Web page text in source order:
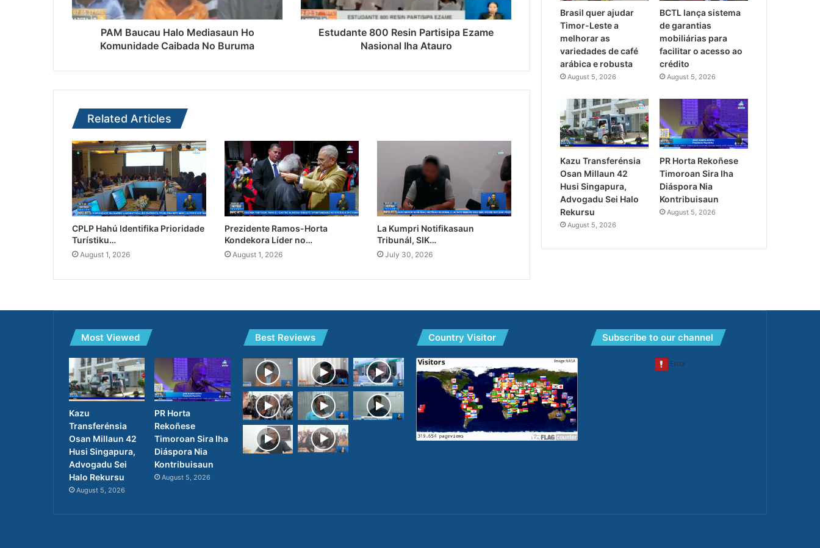
PAM Baucau Halo Mediasaun Ho
Komunidade Caibada No Buruma
Estudante 800 Resin Partisipa Ezame
Nasional Iha Atauro
Related Articles
CPLP Hahú Identifika Prioridade
Turístiku…
August 1, 2026
Prezidente Ramos-Horta
Kondekora Líder no…
August 1, 2026
La Kumpri Notifikasaun
Tribunál, SIK…
July 30, 2026
Brasil quer ajudar
Timor-Leste a
melhorar as
variedades de café
arábica e robusta
August 5, 2026
BCTL lança sistema
de garantias
mobiliárias para
facilitar o acesso ao
crédito
August 5, 2026
Kazu Transferénsia
Osan Millaun 42
Husi Singapura,
Advogadu Sei Halo
Rekursu
August 5, 2026
PR Horta Rekoñese
Timoroan Sira Iha
Diáspora Nia
Kontribuisaun
August 5, 2026
Most Viewed
Kazu
Transferénsia
Osan Millaun 42
Husi Singapura,
Advogadu Sei
Halo Rekursu
August 5, 2026
PR Horta
Rekoñese
Timoroan Sira Iha
Diáspora Nia
Kontribuisaun
August 5, 2026
Best Reviews Country Visitor Subscribe to our channel